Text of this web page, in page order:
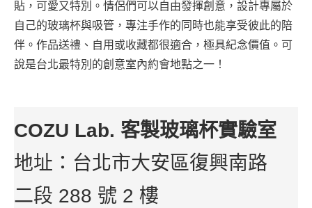
貼，可愛又特別。情侶們可以自由發揮創意，設計專屬於
自己的玻璃杯與吸管，專注手作的同時也能享受彼此的陪
伴。作品送禮、自用或收藏都很適合，極具紀念價值。可
說是台北最特別的創意室內約會地點之一！
COZU Lab. 客製玻璃杯實驗室
地址：台北市大安區復興南路
二段 288 號 2 樓